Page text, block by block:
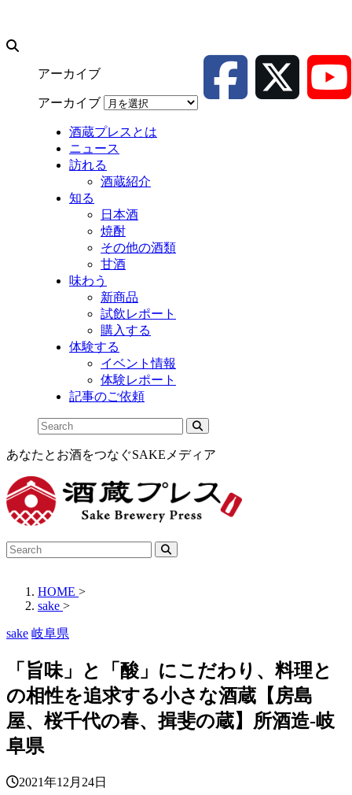
アーカイブ
アーカイブ
酒蔵プレスとは
ニュース
訪れる
酒蔵紹介
知る
日本酒
焼酎
その他の酒類
甘酒
味わう
新商品
試飲レポート
購入する
体験する
イベント情報
体験レポート
記事のご依頼
あなたとお酒をつなぐSAKEメディア
HOME >
sake >
sake 岐阜県
「旨味」と「酸」にこだわり、料理と
の相性を追求する小さな酒蔵【房島
屋、桜千代の春、揖斐の蔵】所酒造-岐
阜県
2021年12月24日